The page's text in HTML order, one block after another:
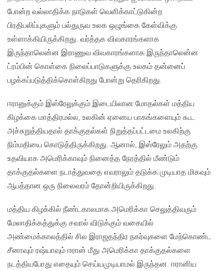
போன்ற வல்லாதிக்க நாடுகள் வெளிக்காட்டுகின்ற
பிரதிபலிப்புகளும் பல்துருவ உலக ஒழுங்கை கேள்விக்கு
உள்ளாக்கியிருக்கிறது. வர்த்தக விவகாரங்களாக
இருந்தாலென்ன இராணுவ விவகாரங்களாக இருந்தாலென்ன
ட்ரம்பின் கொள்கை நிலைப்பாடுகளுக்கு உலகம் தன்னைப்
பழக்கப்படுத்திக்கொள்கிறது போன்று தெரிகிறது.
ஈரானுக்கும் இஸ்ரேலுக்கும் இடையிலான மோதல்கள் மத்திய
கிழக்கை மாத்திரமல்ல, உலகின் ஏனைய பாகங்களையும் கூட
அச்சுறுத்தியதால் தாக்குதல்கள் நிறுத்தப்பட்டமை உலகிற்கு
நிம்மதியை கொடுத்திருக்கிறது. ஆனால், இஸ்ரேலும் அதற்கு
உதவியாக அமெரிக்காவும் நினைத்த நேரத்தில் மீண்டும்
தாக்குதல்களை நடாத்துவதை எவராலும் தடுக்க முடியாத மிகவும்
ஆபத்தான ஒரு நிலைவரம் தோன்றியிருக்கிறது.
மத்திய கிழக்கில் நீண்டகாலமாக அமெரிக்கா செலுத்திவரும்
மேலாதிக்கத்துக்கு சவால் விடுக்கும் வகையில்
அண்மைக்காலத்தில் சில இராஜதந்திர நகர்வுகளை மேற்கொண்ட
சீனாவும் ரஷ்யாவும் ஈரான் மீது அமெரிக்கா தாக்குதல்களை
நடத்தியபோது எதையும் செய்யமுடியாமல் இருந்தன. ஈரானிய